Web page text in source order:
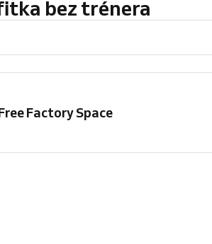
bez trénera
Factory Space